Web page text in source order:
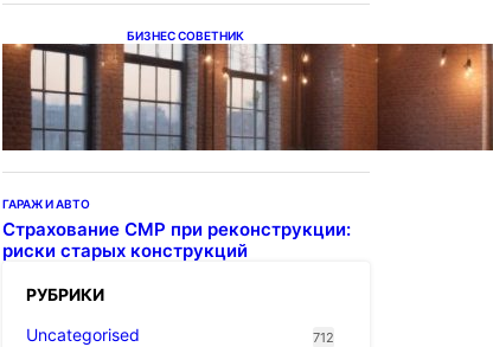
БИЗНЕС СОВЕТНИК
Подвесные светодиодные
светильники на тросе
ГАРАЖ И АВТО
Страхование СМР при реконструкции:
риски старых конструкций
РУБРИКИ
Uncategorised
712